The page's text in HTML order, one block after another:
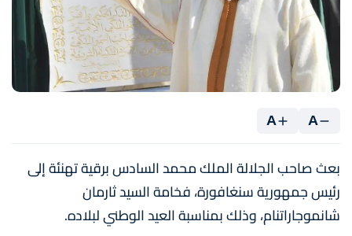
A
A
بعث صاحب الجلالة الملك محمد السادس برقية تهنئة إلى
رئيس جمهورية سنغافورة، فخامة السيد ثارمان
شانموجاراتنام، وذلك بمناسبة العيد الوطني لبلاده.